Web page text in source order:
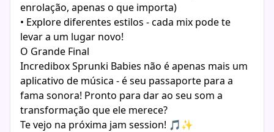
enrolação, apenas o que importa)
• Explore diferentes estilos - cada mix pode te
levar a um lugar novo!
O Grande Final
Incredibox Sprunki Babies não é apenas mais um
aplicativo de música - é seu passaporte para a
fama sonora! Pronto para dar ao seu som a
transformação que ele merece?
Te vejo na próxima jam session! 🎵✨